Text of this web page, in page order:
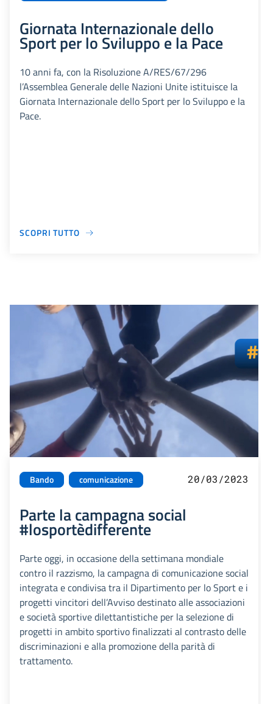
Giornata Internazionale dello
Sport per lo Sviluppo e la Pace
10 anni fa, con la Risoluzione A/RES/67/296
l’Assemblea Generale delle Nazioni Unite istituisce la
Giornata Internazionale dello Sport per lo Sviluppo e la
Pace.
SCOPRI TUTTO
Bando comunicazione 20/03/2023
Parte la campagna social
#losportèdifferente
Parte oggi, in occasione della settimana mondiale
contro il razzismo, la campagna di comunicazione social
integrata e condivisa tra il Dipartimento per lo Sport e i
progetti vincitori dell’Avviso destinato alle associazioni
e società sportive dilettantistiche per la selezione di
progetti in ambito sportivo finalizzati al contrasto delle
discriminazioni e alla promozione della parità di
trattamento.